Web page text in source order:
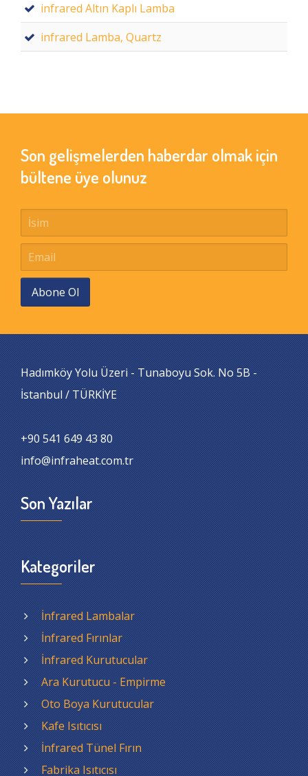
infrared Altın Kaplı Lamba
infrared Lamba, Quartz
Son gelişmelerden haberdar olmak için
bültene üye olunuz
Abone Ol
Hadımköy Yolu Üzeri - Tunaboyu Sok. No 5B -
İstanbul / TÜRKİYE
+90 541 649 43 80
info@infraheat.com.tr
Son Yazılar
Kategoriler
İnfrared Lambalar
İnfrared Fırınlar
İnfrared Kurutucular
Ara Kurutucu - Empirme
Oto Boya Kurutucular
Kafe Isıtıcısı
İnfrared Tünel Fırın
Fabrika Isıtıcısı